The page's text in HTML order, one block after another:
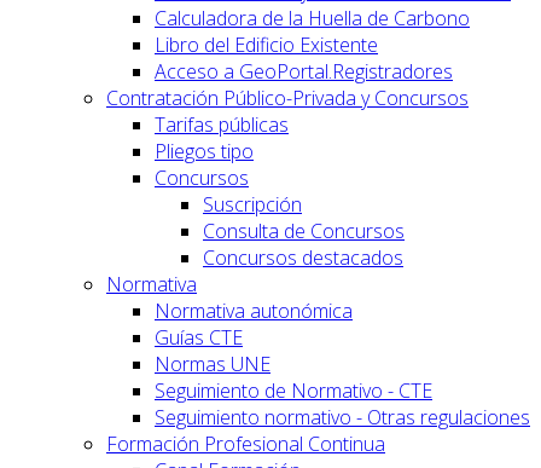
Calculadora de la Huella de Carbono
Libro del Edificio Existente
Acceso a GeoPortal.Registradores
Contratación Público-Privada y Concursos
Tarifas públicas
Pliegos tipo
Concursos
Suscripción
Consulta de Concursos
Concursos destacados
Normativa
Normativa autonómica
Guías CTE
Normas UNE
Seguimiento de Normativo - CTE
Seguimiento normativo - Otras regulaciones
Formación Profesional Continua